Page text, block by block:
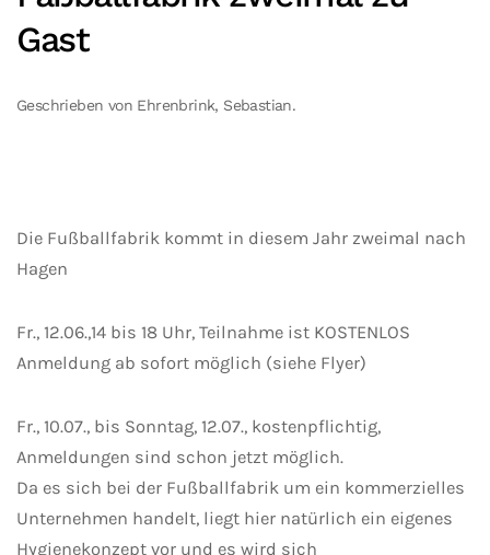
Gast
Geschrieben von Ehrenbrink, Sebastian.
Die Fußballfabrik kommt in diesem Jahr zweimal nach
Hagen
Fr., 12.06.,14 bis 18 Uhr, Teilnahme ist KOSTENLOS
Anmeldung ab sofort möglich (siehe Flyer)
Fr., 10.07., bis Sonntag, 12.07., kostenpflichtig,
Anmeldungen sind schon jetzt möglich.
Da es sich bei der Fußballfabrik um ein kommerzielles
Unternehmen handelt, liegt hier natürlich ein eigenes
Hygienekonzept vor und es wird sich